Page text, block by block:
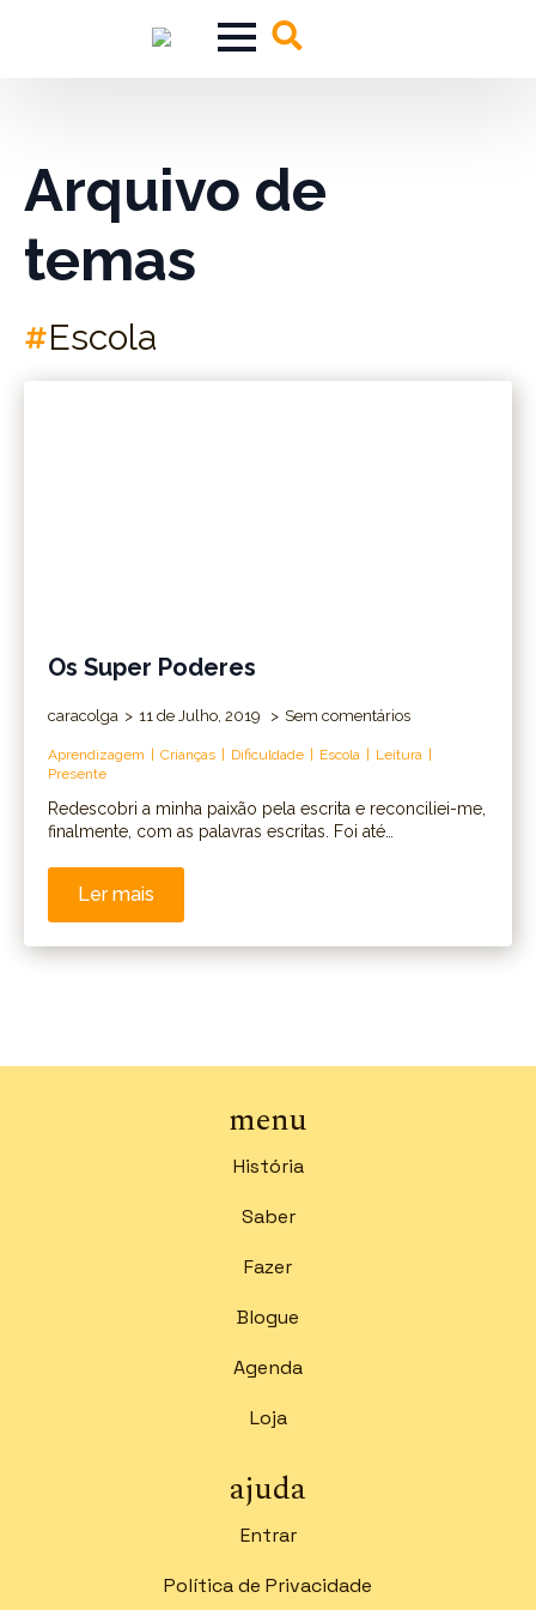
Arquivo de
temas
Escola
Os Super Poderes
caracolga 11 de Julho, 2019 Sem comentários
Aprendizagem Crianças Dificuldade Escola
Leitura
Presente
Redescobri a minha paixão pela escrita e reconciliei-me,
finalmente, com as palavras escritas. Foi até…
Ler mais
menu
História
Saber
Fazer
Blogue
Agenda
Loja
ajuda
Entrar
Política de Privacidade